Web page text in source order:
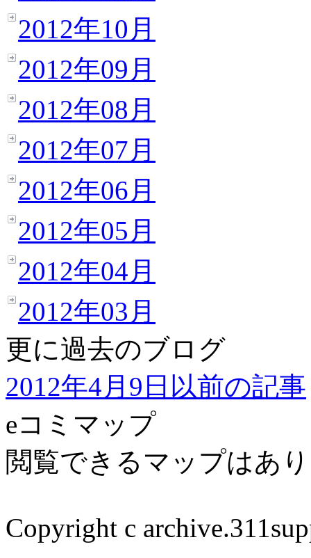
2012年10月
2012年09月
2012年08月
2012年07月
2012年06月
2012年05月
2012年04月
2012年03月
更に過去のブログ
2012年4月9日以前の記事
eコミマップ
閲覧できるマップはあ
Copyright c archive.